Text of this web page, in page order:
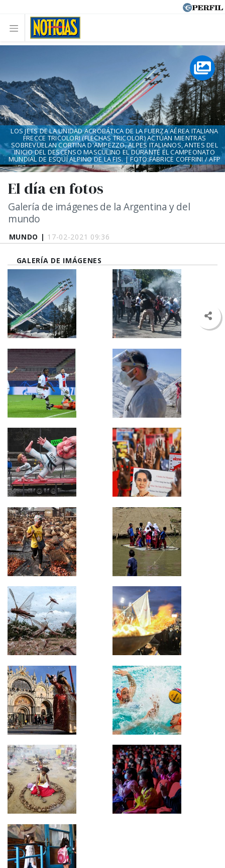
MUNDO | 17-02-2021 09:36
El día en fotos
Galería de imágenes de la Argentina y del
mundo
LOS JETS DE LA UNIDAD ACROBÁTICA DE LA FUERZA AÉREA ITALIANA
FRECCE TRICOLORI (FLECHAS TRICOLOR) ACTÚAN MIENTRAS
SOBREVUELAN CORTINA D'AMPEZZO, ALPES ITALIANOS, ANTES DEL
INICIO DEL DESCENSO MASCULINO EL DURANTE EL CAMPEONATO
MUNDIAL DE ESQUÍ ALPINO DE LA FIS. | FOTO:FABRICE COFFRINI / AFP
GALERÍA DE IMÁGENES